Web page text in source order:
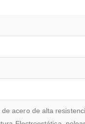
acero de alta